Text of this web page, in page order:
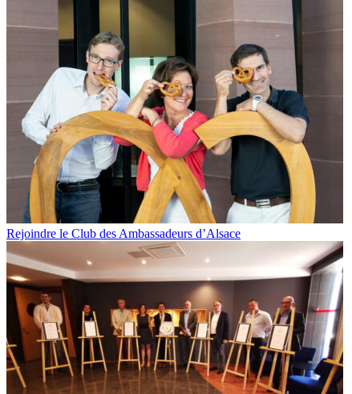
Rejoindre le Club des Ambassadeurs d’Alsace